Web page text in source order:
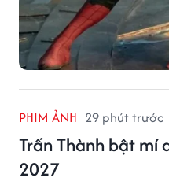
PHIM ẢNH 29 phút trước
Trấn Thành bật mí
2027